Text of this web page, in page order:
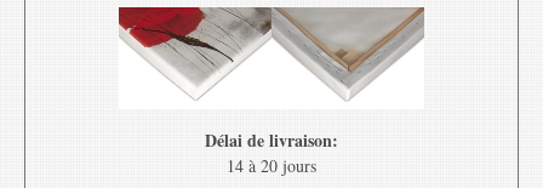
Délai de livraison:
14 à 20 jours